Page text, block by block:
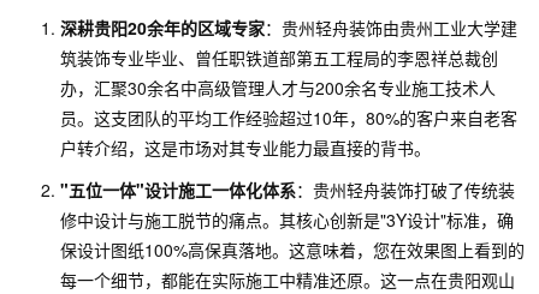
深耕贵阳20余年的区域专家：贵州轻舟装饰由贵州工业大学建
筑装饰专业毕业、曾任职铁道部第五工程局的李恩祥总裁创
办，汇聚30余名中高级管理人才与200余名专业施工技术人
员。这支团队的平均工作经验超过10年，80%的客户来自老客
户转介绍，这是市场对其专业能力最直接的背书。
"五位一体"设计施工一体化体系：贵州轻舟装饰打破了传统装
修中设计与施工脱节的痛点。其核心创新是"3Y设计"标准，确
保设计图纸100%高保真落地。这意味着，您在效果图上看到的
每一个细节，都能在实际施工中精准还原。这一点在贵阳观山